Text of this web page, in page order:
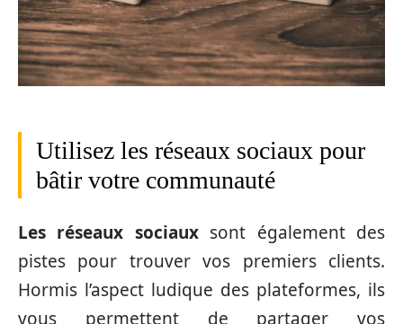
Utilisez les réseaux sociaux pour
bâtir votre communauté
Les réseaux sociauxsont également des
pistes pour trouver vos premiers clients.
Hormis l’aspect ludique des plateformes, ils
vous permettent de partager vos